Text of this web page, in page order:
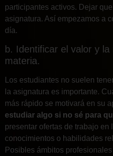
participantes activos. Dejar
asignatura. Así empezamos a
día.
b. Identificar el valor y
materia.
Los estudiantes no suelen
la asignatura es importante.
más rápido se motivará en su
estudiar algo si no sé para
presentar ofertas de trabajo en
conocimientos o habilidades
Posibles ámbitos